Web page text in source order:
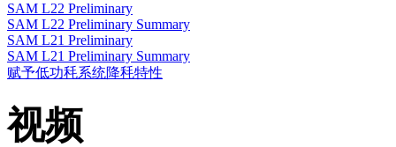
SAM L22 Preliminary
SAM L22 Preliminary Summary
SAM L21 Preliminary
SAM L21 Preliminary Summary
赋予低功秏系统降秏特性
视频